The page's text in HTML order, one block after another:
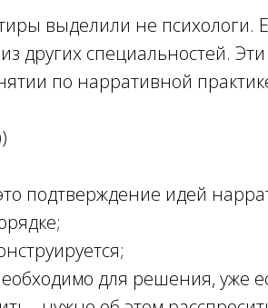
выделили не психологи.
других специальностей.
по нарративной
подтверждение идей
для решения, уже